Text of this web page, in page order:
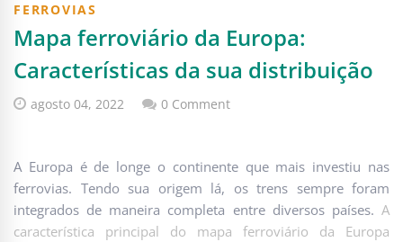
FERROVIAS
Mapa ferroviário da Europa:
Características da sua distribuição
agosto 04, 2022 0 Comment
A Europa é de longe o continente que mais investiu nas
ferrovias. Tendo sua origem lá, os trens sempre foram
integrados de maneira completa entre diversos países. A
característica principal do mapa ferroviário da Europa